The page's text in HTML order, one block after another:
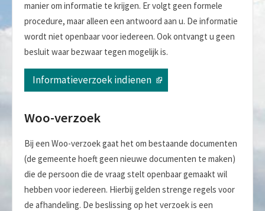
manier om informatie te krijgen. Er volgt geen formele
procedure, maar alleen een antwoord aan u. De informatie
wordt niet openbaar voor iedereen. Ook ontvangt u geen
besluit waar bezwaar tegen mogelijk is.
Informatieverzoek indienen
Woo-verzoek
Bij een Woo-verzoek gaat het om bestaande documenten
(de gemeente hoeft geen nieuwe documenten te maken)
die de persoon die de vraag stelt openbaar gemaakt wil
hebben voor iedereen. Hierbij gelden strenge regels voor
de afhandeling. De beslissing op het verzoek is een